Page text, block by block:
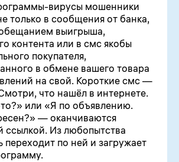
вирусы мошенники
только в сообщения от банка,
выигрыша,
контента или в смс якобы
покупателя,
в обмене вашего товара
на свой. Короткие смс —
что нашёл в интернете.
или «Я по объявлению.
— оканчиваются
ссылкой. Из любопытства
переходит по ней и загружает